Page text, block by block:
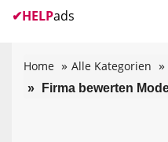
✔HELPads
Home Alle Kategorien
Firma bewerten